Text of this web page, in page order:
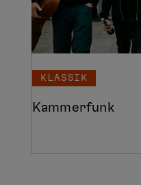
KLASSIK
Kammerfunk